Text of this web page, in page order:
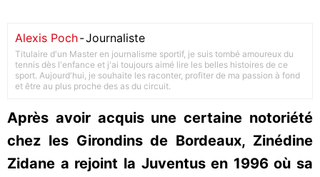
Alexis Poch-Journaliste
Titulaire d'un Master en journalisme sportif, je suis tombé amoureux du
tennis dès l'enfance et j'ai toujours aimé lire les belles histoires de ce
sport. Aujourd'hui, je souhaite les raconter, profiter de ma passion à fond
et être au plus proche des as du circuit.
Après avoir acquis une certaine notoriété
chez les Girondins de Bordeaux, Zinédine
Zidane a rejoint la Juventus en 1996 où sa